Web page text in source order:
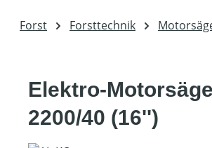
Forst Forsttechnik
Elektro-
2200/40 (16'')